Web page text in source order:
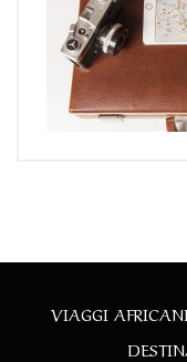
VIAGGI